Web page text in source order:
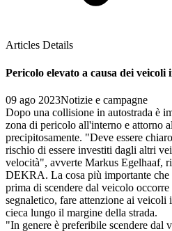
Articles Details
Pericolo elevato a causa dei veicoli
09 ago 2023Notizie e campagne
Dopo una collisione in autostrada è
zona di pericolo all'interno e attorno
precipitosamente. "Deve essere
rischio di essere investiti dagli altri
velocità", avverte Markus Egelhaaf,
DEKRA. La cosa più importante che
prima di scendere dal veicolo
segnaletico, fare attenzione ai veicoli
cieca lungo il margine della strada.
"In genere è preferibile scendere dal